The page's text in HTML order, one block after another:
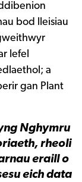
bod lleisiau
lefel
a
gan Plant
Nghymru
rheoli
eraill o
eich data